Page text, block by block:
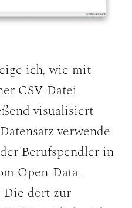
ich, wie mit
CSV-Datei
visualisiert
verwende
Berufspendler in
Open-Data-
Die dort zur